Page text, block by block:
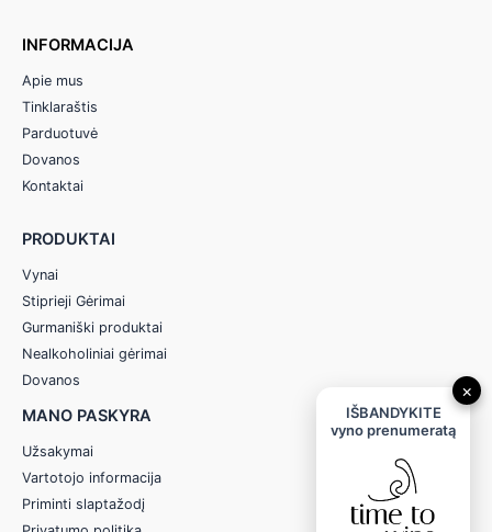
INFORMACIJA
Apie mus
Tinklaraštis
Parduotuvė
Dovanos
Kontaktai
PRODUKTAI
Vynai
Stiprieji Gėrimai
Gurmaniški produktai
Nealkoholiniai gėrimai
Dovanos
MANO PASKYRA
Užsakymai
Vartotojo informacija
Priminti slaptažodį
×
IŠBANDYKITE
vyno prenumeratą